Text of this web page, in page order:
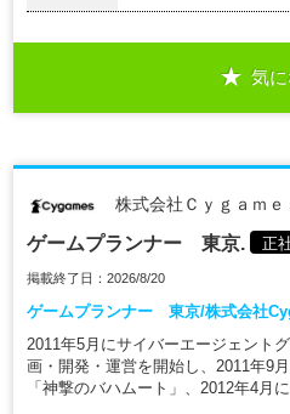
気
株式会社Ｃｙｇａｍｅ
ゲームプランナー 東京. 正
掲載終了日：2026/8/20
ゲームプランナー 東京/株式会社
2011年5月にサイバーエージェント
画・開発・運営を開始し、2011年9
「神撃のバハムート」、2012年4月